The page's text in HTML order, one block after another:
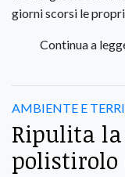
giorni scorsi le
Continua a
AMBIENTE E
Ripulita la
polistirolo